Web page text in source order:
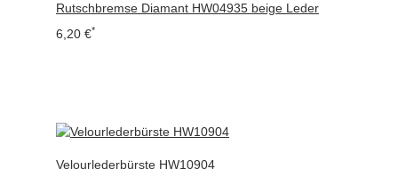
Rutschbremse Diamant HW04935 beige Leder
6,20 €*
Velourlederbürste HW10904